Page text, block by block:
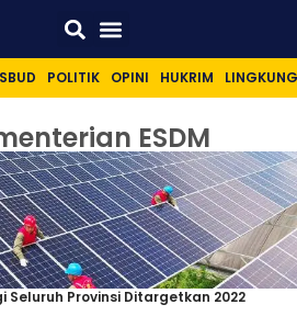
POLITIK OPINI HUKRIM
ESDM
Seluruh Provinsi Ditargetkan 2022